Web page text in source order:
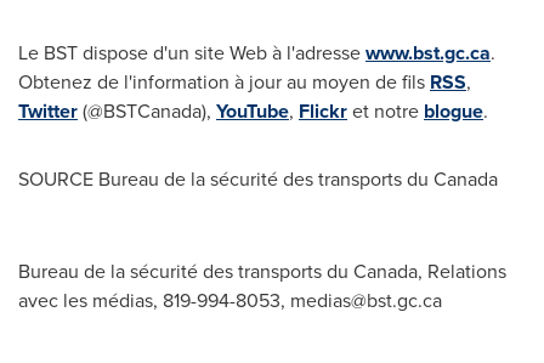
Le BST dispose d'un site Web à l'adressewww.bst.gc.ca.
Obtenez de l'information à jour au moyen de fils RSS,
Twitter(@BSTCanada), YouTube, Flickret notre blogue.
SOURCE Bureau de la sécurité des transports du Canada
Bureau de la sécurité des transports du Canada, Relations
avec les médias, 819-994-8053, medias@bst.gc.ca